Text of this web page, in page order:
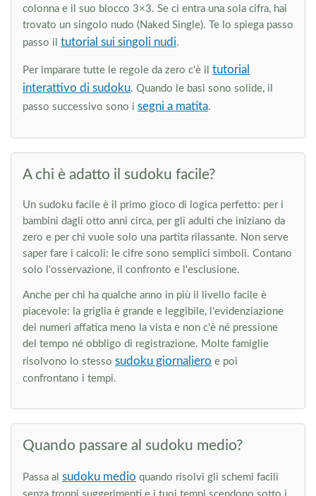
colonna e il suo blocco 3×3. Se ci entra una sola cifra, hai
trovato un singolo nudo (Naked Single). Te lo spiega passo
passo il tutorial sui singoli nudi.
Per imparare tutte le regole da zero c'è il tutorial
interattivo di sudoku. Quando le basi sono solide, il
passo successivo sono i segni a matita.
A chi è adatto il sudoku facile?
Un sudoku facile è il primo gioco di logica perfetto: per i
bambini dagli otto anni circa, per gli adulti che iniziano da
zero e per chi vuole solo una partita rilassante. Non serve
saper fare i calcoli: le cifre sono semplici simboli. Contano
solo l'osservazione, il confronto e l'esclusione.
Anche per chi ha qualche anno in più il livello facile è
piacevole: la griglia è grande e leggibile, l'evidenziazione
dei numeri affatica meno la vista e non c'è né pressione
del tempo né obbligo di registrazione. Molte famiglie
risolvono lo stesso sudoku giornaliero e poi
confrontano i tempi.
Quando passare al sudoku medio?
Passa al sudoku medio quando risolvi gli schemi facili